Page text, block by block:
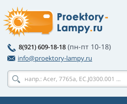
8(921) 609-18-18 (пн-пт 10-18)
info@proektory-lampy.ru